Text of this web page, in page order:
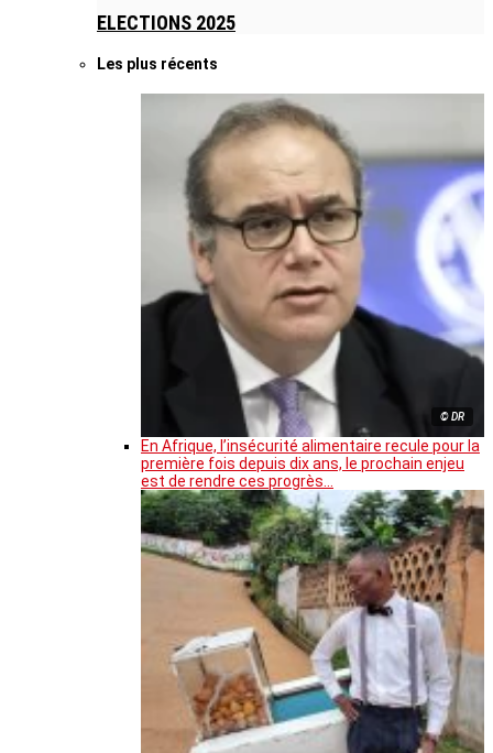
ELECTIONS 2025
Les plus récents
© DR
En Afrique, l’insécurité alimentaire recule pour la
première fois depuis dix ans, le prochain enjeu
est de rendre ces progrès…